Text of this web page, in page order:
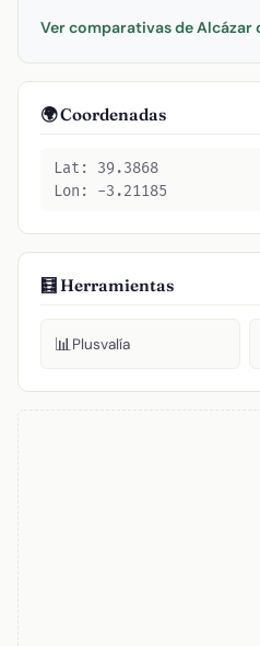
Ver comparativas de Alcázar
🌍 Coordenadas
Lat: 39.3868
Lon: -3.21185
🧮 Herramientas
📊Plusvalía